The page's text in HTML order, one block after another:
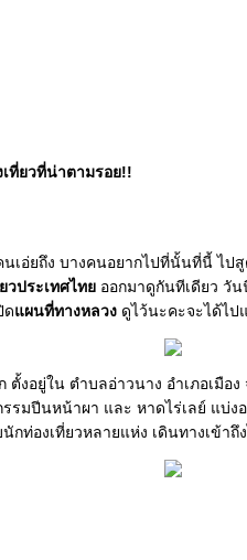
ที่ยวที่น่าตามรอย!!
นเอ่ยถึง บางคนอยากไปที่นั้นที่นี้ ไ
วประเทศไท ออกมาดูกันทีเดียว วั
ดผนที่ทางหลวง ดูไว้นะคะจะได้ไ
อยู่ใน ตำบลอ่าวนาง อำเภอเมือ
มปีนหน้าผา และ หาดไร่เลย์ แบ่
งเที่ยวหลายแห่ง เดินทางเข้าถึง